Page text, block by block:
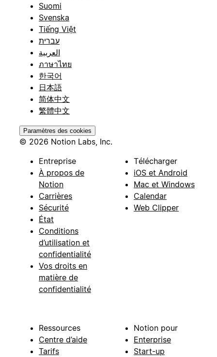
Suomi
Svenska
Tiếng Việt
עברית
العربية
ภาษาไทย
한국어
日本語
简体中文
繁體中文
Paramètres des cookies
© 2026 Notion Labs, Inc.
Entreprise
À propos de
Notion
Carrières
Sécurité
État
Conditions
d’utilisation et
confidentialité
Vos droits en
matière de
confidentialité
Télécharger
iOS et Android
Mac et Windows
Calendar
Web Clipper
Ressources
Centre d’aide
Tarifs
Notion pour
Enterprise
Start-up